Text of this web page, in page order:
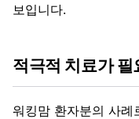
보입니다.
적극적 치료가 필
워킹맘 환자분의 사례